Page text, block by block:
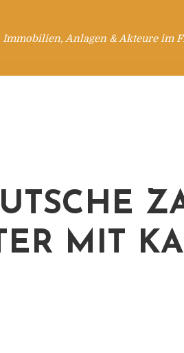
Anlagen & Akteure im
MIT